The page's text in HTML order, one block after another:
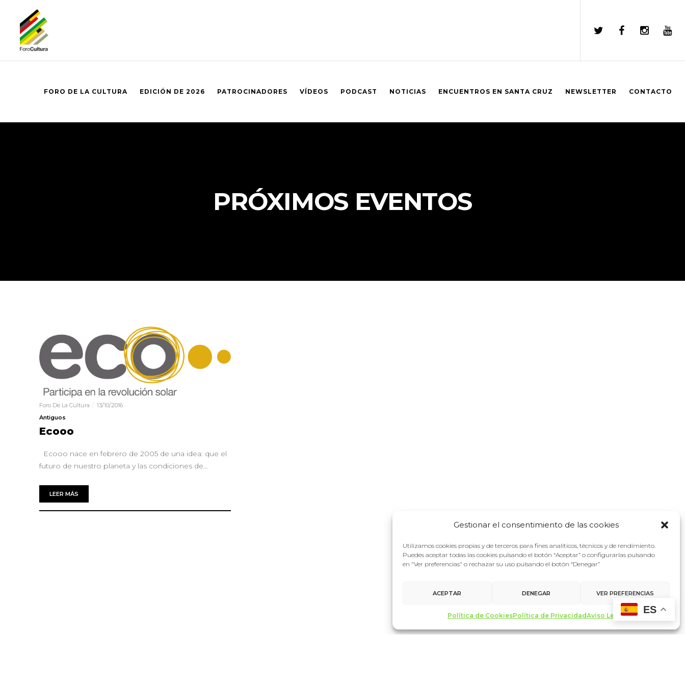
Gestionar el consentimiento de las cookies
Utilizamos cookies propias y de terceros para fines analíticos, técnicos y de rendimiento.
Puedes aceptar todas las cookies pulsando el botón “Aceptar” o configurarlas pulsando
en "Ver preferencias" o rechazar su uso pulsando el botón “Denegar”
ACEPTAR DENEGAR VER PREFERENCIAS
Política de CookiesPolítica de PrivacidadAviso Legal
FORO DE LA CULTURA EDICIÓN DE 2026 PATROCINADORES VÍDEOS PODCAST NOTICIAS ENCUENTROS EN SANTA CRUZ NEWSLETTER CONTACTO
PRÓXIMOS EVENTOS
Foro De La Cultura
13/10/2016
Antiguos
Ecooo
Ecooo nace en febrero de 2005 de una idea: que el
futuro de nuestro planeta y las condiciones de…
LEER MÁS
ES